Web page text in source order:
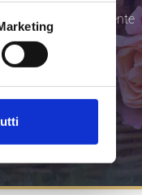
Il cane più intelligente